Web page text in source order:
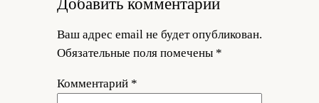
Ваш адрес email не будет опубликован.
Обязательные поля помечены *
Комментарий *